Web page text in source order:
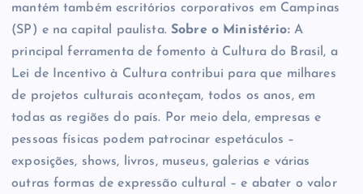
mantém também escritórios corporativos em Campinas
(SP) e na capital paulista.Sobre o Ministério:A
principal ferramenta de fomento à Cultura do Brasil, a
Lei de Incentivo à Cultura contribui para que milhares
de projetos culturais aconteçam, todos os anos, em
todas as regiões do país. Por meio dela, empresas e
pessoas físicas podem patrocinar espetáculos –
exposições, shows, livros, museus, galerias e várias
outras formas de expressão cultural – e abater o valor